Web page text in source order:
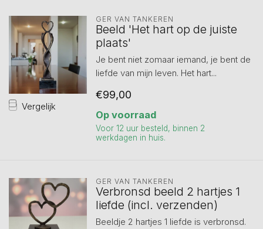
Vergelijk
GER VAN TANKEREN
Beeld 'Het hart op de juiste
plaats'
Je bent niet zomaar iemand, je bent de
liefde van mijn leven. Het hart...
€99,00
Op voorraad
Voor 12 uur besteld, binnen 2
werkdagen in huis.
GER VAN TANKEREN
Verbronsd beeld 2 hartjes 1
liefde (incl. verzenden)
Beeldje 2 hartjes 1 liefde is verbronsd.